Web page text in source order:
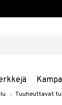
» Tuuheuttavat